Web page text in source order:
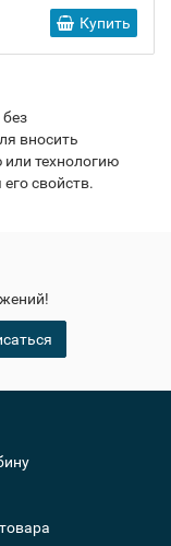
Купить
вносить
технологию
свойств.